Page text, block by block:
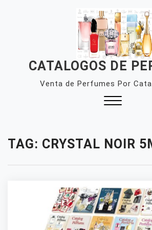
CATALOGOS DE
Venta de Perfumes Por
TAG: CRYSTAL NOIR